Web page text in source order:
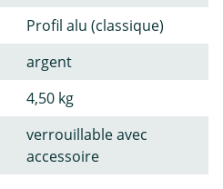
Profil alu (classique)
argent
4,50 kg
verrouillable avec
accessoire